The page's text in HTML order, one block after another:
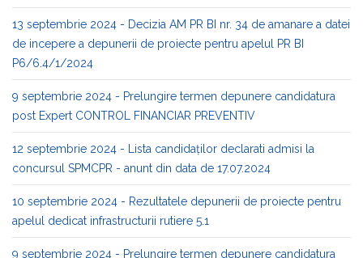
13 septembrie 2024 - Decizia AM PR BI nr. 34 de amanare a datei
de incepere a depunerii de proiecte pentru apelul PR BI
P6/6.4/1/2024
9 septembrie 2024 - Prelungire termen depunere candidatura
post Expert CONTROL FINANCIAR PREVENTIV
12 septembrie 2024 - Lista candidaților declarati admisi la
concursul SPMCPR - anunt din data de 17.07.2024
10 septembrie 2024 - Rezultatele depunerii de proiecte pentru
apelul dedicat infrastructurii rutiere 5.1
9 septembrie 2024 - Prelungire termen depunere candidatura